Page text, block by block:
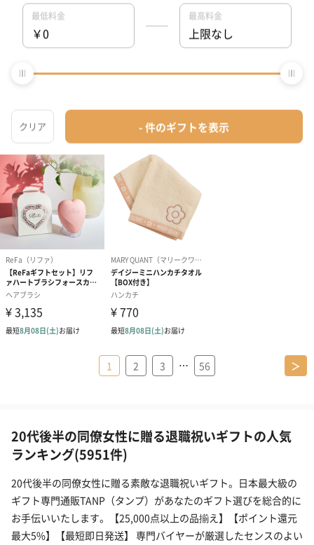
1 2 3 … 56 ＞
20代後半の同僚女性に贈る退職祝いギフトの人気
ランキング(5951件)
20代後半の同僚女性に贈る素敵な退職祝いギフト。日本最大級の
ギフト専門通販TANP（タンプ）があなたのギフト選びを総合的に
お手伝いいたします。【25,000点以上の品揃え】【ポイント還元
最大5%】【最短即日発送】 専門バイヤーが厳選したセンスのよい